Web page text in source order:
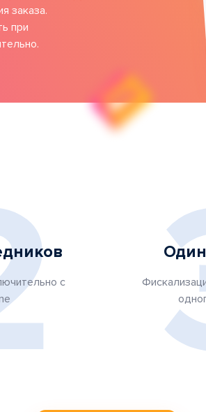
заказа.
при
с